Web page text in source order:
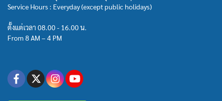
Service Hours : Everyday (except public holidays)
ตั้งแต่เวลา 08.00 - 16.00 น.
From 8 AM – 4 PM